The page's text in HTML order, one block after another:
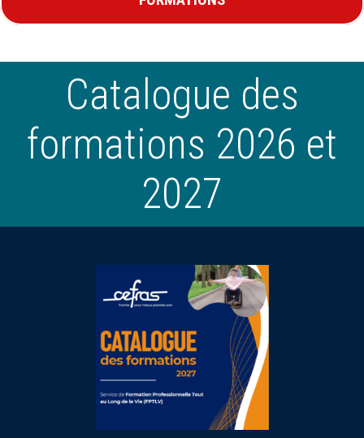
Catalogue des
formations 2026 et
2027